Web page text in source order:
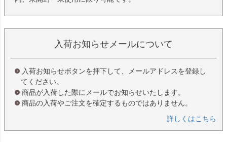
入荷お知らせメールについて
入荷お知らせボタンを押下して、メールアドレスを登録し
てください。
商品が入荷した際にメールでお知らせいたします。
商品の入荷やご注文を確定するものではありません。
詳しくはこちら